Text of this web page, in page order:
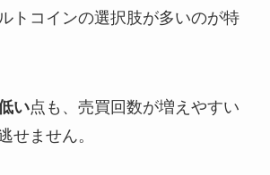
トコインの選択肢が多いのが特
い点も、売買回数が増えやすい
せません。